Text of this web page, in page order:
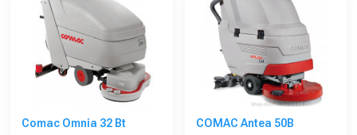
Comac Omnia 32 Bt COMAC Antea 50B